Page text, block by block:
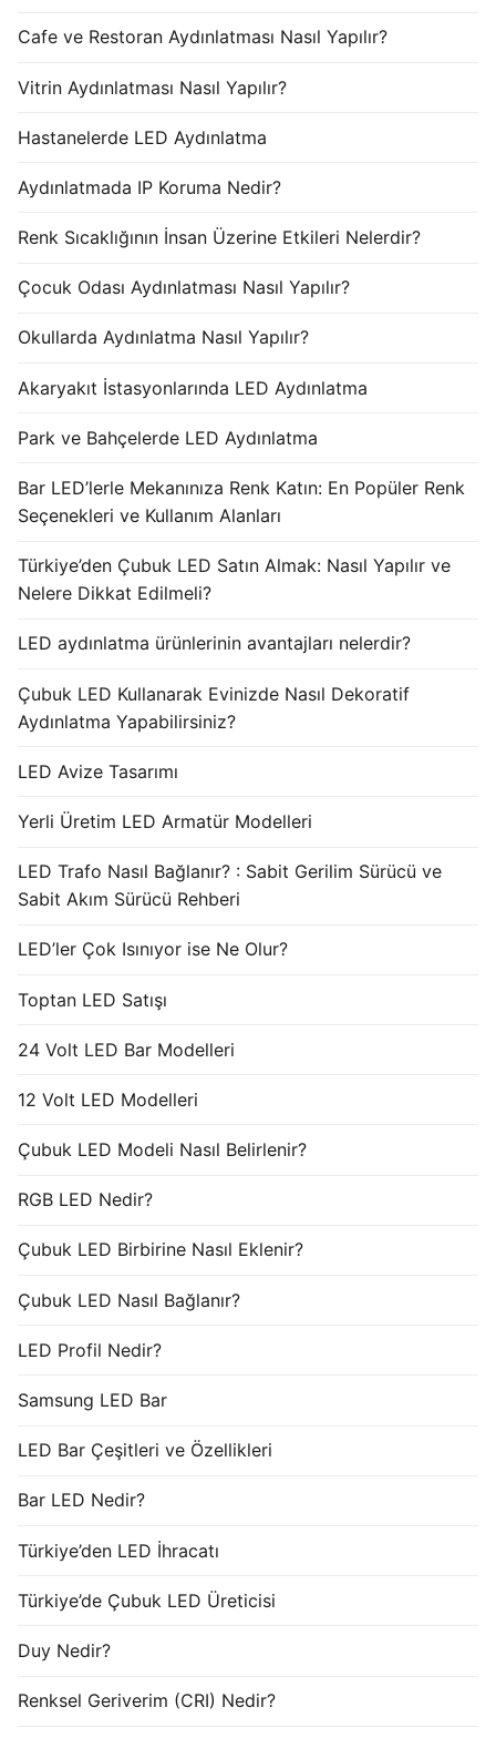
Cafe ve Restoran Aydınlatması Nasıl Yapılır?
Vitrin Aydınlatması Nasıl Yapılır?
Hastanelerde LED Aydınlatma
Aydınlatmada IP Koruma Nedir?
Renk Sıcaklığının İnsan Üzerine Etkileri Nelerdir?
Çocuk Odası Aydınlatması Nasıl Yapılır?
Okullarda Aydınlatma Nasıl Yapılır?
Akaryakıt İstasyonlarında LED Aydınlatma
Park ve Bahçelerde LED Aydınlatma
Bar LED’lerle Mekanınıza Renk Katın: En Popüler Renk
Seçenekleri ve Kullanım Alanları
Türkiye’den Çubuk LED Satın Almak: Nasıl Yapılır ve
Nelere Dikkat Edilmeli?
LED aydınlatma ürünlerinin avantajları nelerdir?
Çubuk LED Kullanarak Evinizde Nasıl Dekoratif
Aydınlatma Yapabilirsiniz?
LED Avize Tasarımı
Yerli Üretim LED Armatür Modelleri
LED Trafo Nasıl Bağlanır? : Sabit Gerilim Sürücü ve
Sabit Akım Sürücü Rehberi
LED’ler Çok Isınıyor ise Ne Olur?
Toptan LED Satışı
24 Volt LED Bar Modelleri
12 Volt LED Modelleri
Çubuk LED Modeli Nasıl Belirlenir?
RGB LED Nedir?
Çubuk LED Birbirine Nasıl Eklenir?
Çubuk LED Nasıl Bağlanır?
LED Profil Nedir?
Samsung LED Bar
LED Bar Çeşitleri ve Özellikleri
Bar LED Nedir?
Türkiye’den LED İhracatı
Türkiye’de Çubuk LED Üreticisi
Duy Nedir?
Renksel Geriverim (CRI) Nedir?